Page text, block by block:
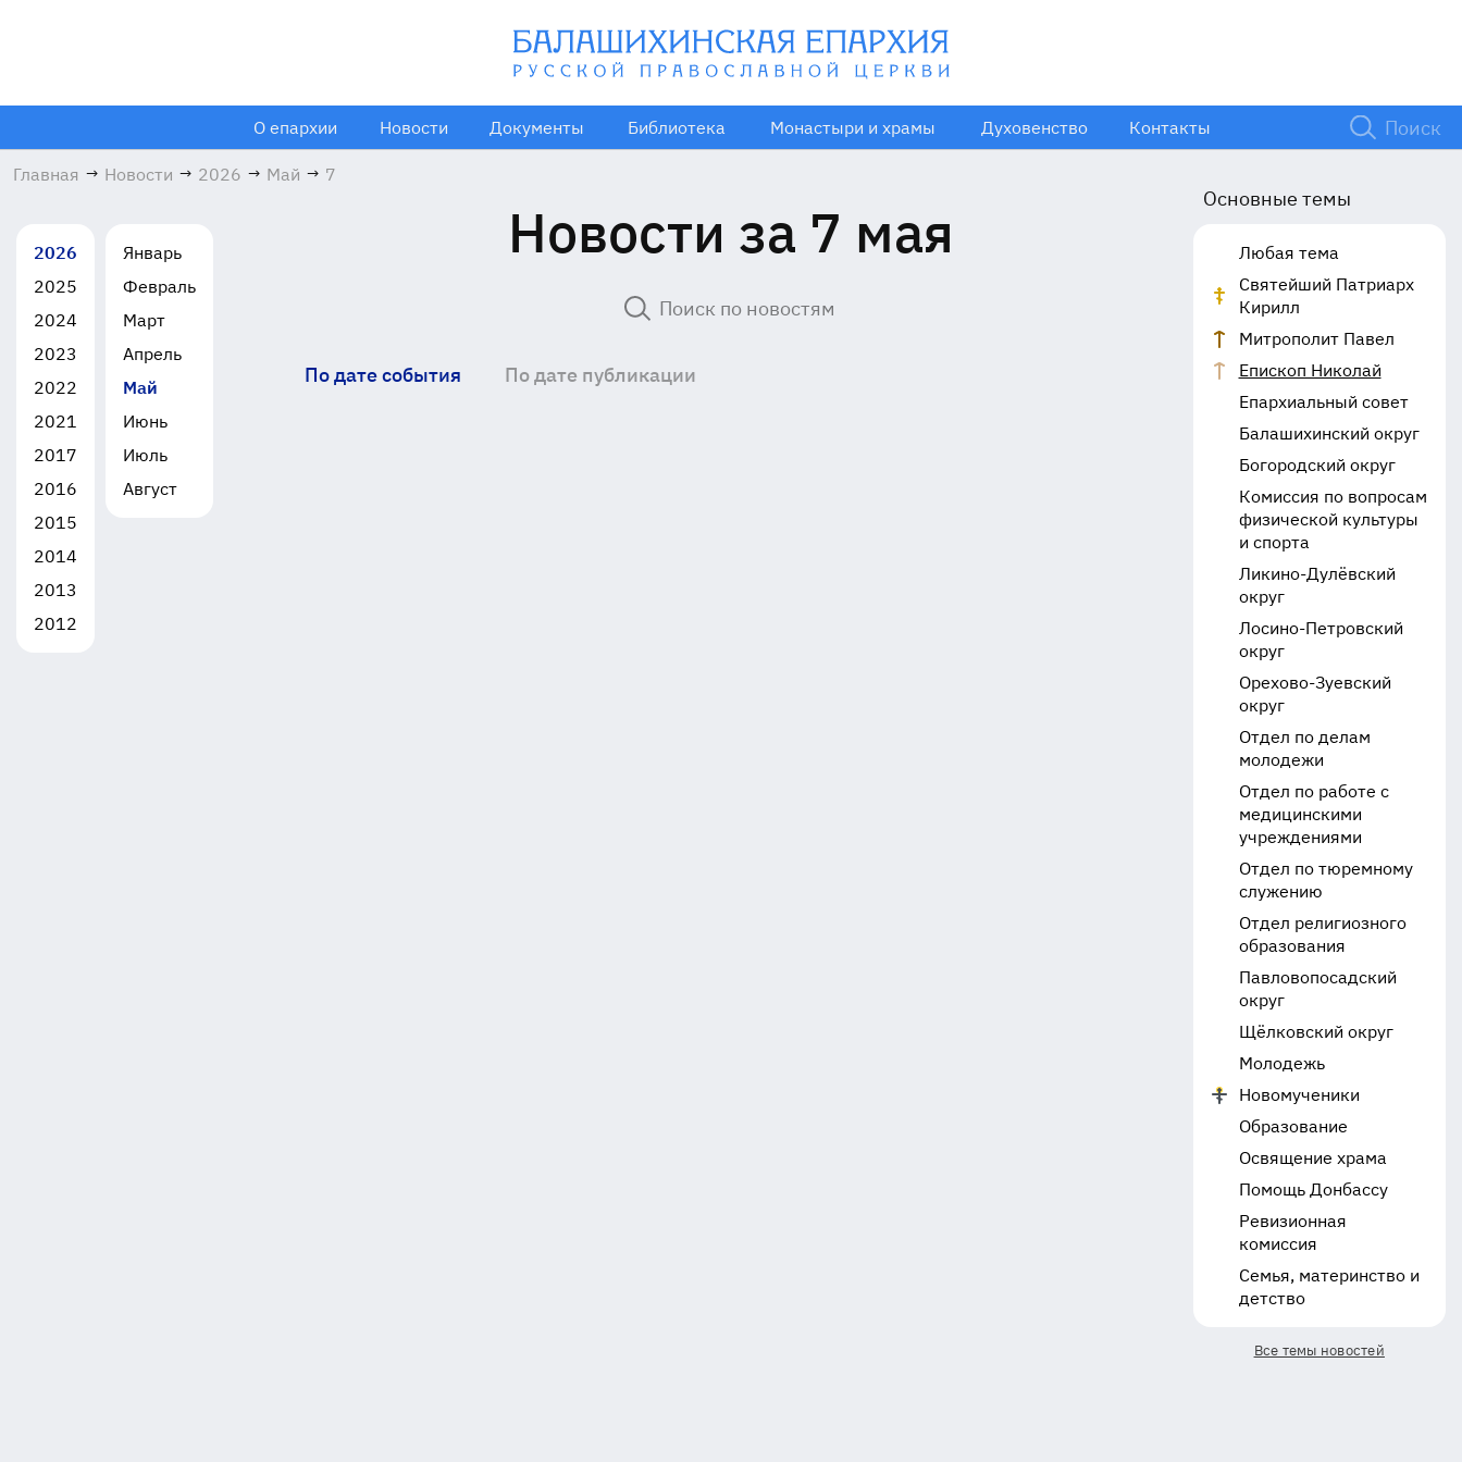
О епархии Новости Документы Библиотека Монастыри и храмы Духовенство Контакты
Главная → Новости → 2026 → Май → 7
2026
2025
2024
2023
2022
2021
2017
2016
2015
2014
2013
2012
Январь
Февраль
Март
Апрель
Май
Июнь
Июль
Август
Новости за 7 мая
По дате события По дате публикации
Основные темы
Любая тема
Святейший Патриарх
Кирилл
Митрополит Павел
Епископ Николай
Епархиальный совет
Балашихинский округ
Богородский округ
Комиссия по вопросам
физической культуры
и спорта
Ликино-Дулёвский
округ
Лосино-Петровский
округ
Орехово-Зуевский
округ
Отдел по делам
молодежи
Отдел по работе с
медицинскими
учреждениями
Отдел по тюремному
служению
Отдел религиозного
образования
Павловопосадский
округ
Щёлковский округ
Молодежь
Новомученики
Образование
Освящение храма
Помощь Донбассу
Ревизионная
комиссия
Семья, материнство и
детство
Все темы новостей